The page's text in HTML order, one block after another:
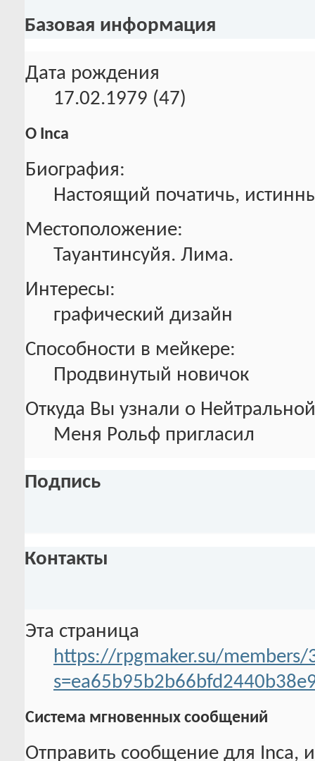
Базовая информация
Дата рождения
17.02.1979 (47)
О Inca
Биография:
Настоящий початичь,
Местоположение:
Тауантинсуйя. Лима.
Интересы:
графический дизайн
Способности в мейкере:
Продвинутый новичок
Откуда Вы узнали о
Меня Рольф пригласил
Подпись
Контакты
Эта страница
https://rpgmaker.su/members/
Система мгновенных сообщений
Отправить сообщение для Inca,